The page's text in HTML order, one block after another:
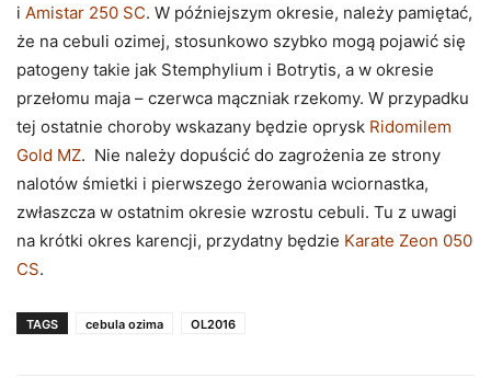
i Amistar 250 SC. W późniejszym okresie, należy pamiętać,
że na cebuli ozimej, stosunkowo szybko mogą pojawić się
patogeny takie jak Stemphylium i Botrytis, a w okresie
przełomu maja – czerwca mączniak rzekomy. W przypadku
tej ostatnie choroby wskazany będzie oprysk Ridomilem
Gold MZ. Nie należy dopuścić do zagrożenia ze strony
nalotów śmietki i pierwszego żerowania wciornastka,
zwłaszcza w ostatnim okresie wzrostu cebuli. Tu z uwagi
na krótki okres karencji, przydatny będzie Karate Zeon 050
CS.
TAGS cebula ozima OL2016